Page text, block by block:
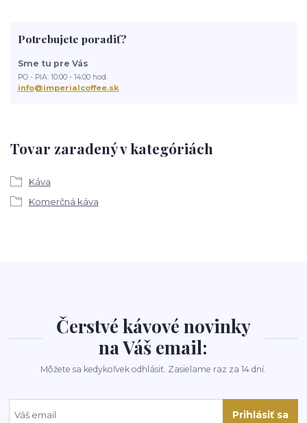
Tovar zaradený v kategóriách
Káva
Komerčná káva
Potrebujete poradiť?
Sme tu pre Vás
PO - PIA: 10:00 - 14:00 hod.
info@imperialcoffee.sk
Čerstvé kávové novinky
na Váš email:
Môžete sa kedykoľvek odhlásiť. Zasielame raz za 14 dní.
Prihlásiť sa